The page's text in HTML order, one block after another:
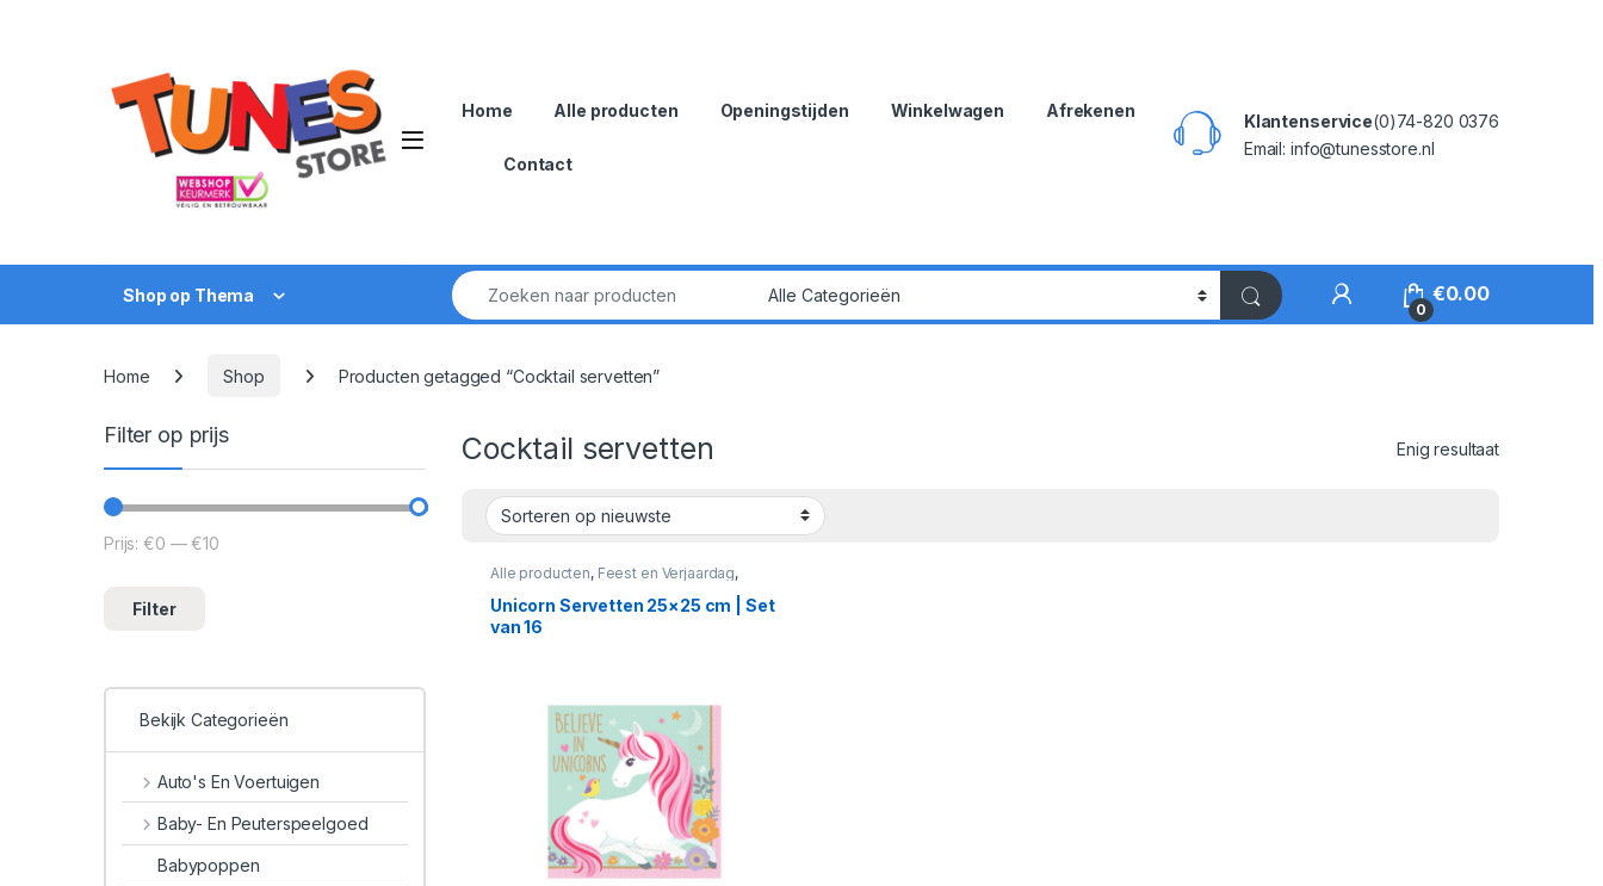
Open
Home Alle producten Openingstijden Winkelwagen Afrekenen
Contact
Klantenservice(0)74-820 0376
Email: info@tunesstore.nl
Shop op Thema
Zoek naar:
My Account
0
€0.00
Home Shop Producten getagged “Cocktail servetten”
Cocktail servetten Enig resultaat
Alle producten, Feest en Verjaardag,
Unicorn Servetten 25×25 cm | Set
van 16
Filter op prijs
Min. prijs
Max. prijs
Filter
Prijs: €0 — €10
Bekijk Categorieën
Auto's En Voertuigen
Baby- En Peuterspeelgoed
Babypoppen